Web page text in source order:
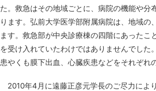
た。救急はその地域ごとに、病院の機能や
ります。弘前大学医学部附属病院は、地域
ます。救急部が中央診療棟の四階にあった
を受け入れていたわけではありませんでし
患やくも膜下出血、心臓疾患などをそれぞれ
2010年4月に遠藤正彦元学長のご尽力によ